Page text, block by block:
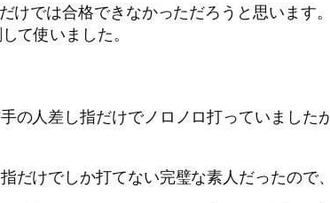
では合格できなかっただろうと思います。
て使いました。
人差し指だけでノロノロ打っていました
けでしか打てない完璧な素人だったので